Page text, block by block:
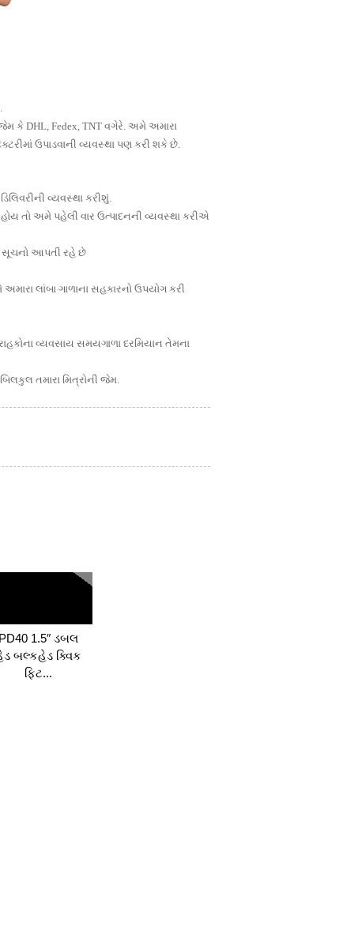
જેમ કે DHL, Fedex, TNT વગેરે. અમે અમારા
ઉપાડવાની વ્યવસ્થા પણ કરી શકે છે.
વ્યવસ્થા કરીશું.
તો અમે પહેલી વાર ઉત્પાદનની વ્યવસ્થા કરીએ
સૂચનો આપતી રહે છે
લાંબા ગાળાના સહકારનો ઉપયોગ કરી
વ્યવસાય સમયગાળા દરમિયાન તેમના
તમારા મિત્રોની જેમ.
1.5″ ડબલ
બલ્કહેડ ક્વિક
ફિટ...